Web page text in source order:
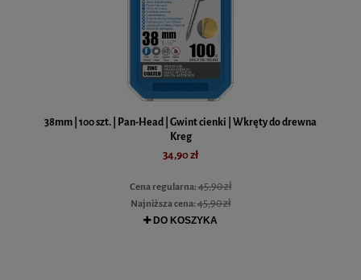
38mm | 100 szt. | Pan-Head | Gwint cienki | Wkręty do drewna
Kreg
34,90 zł
Cena regularna:45,90 zł
Najniższa cena:45,90 zł
DO KOSZYKA